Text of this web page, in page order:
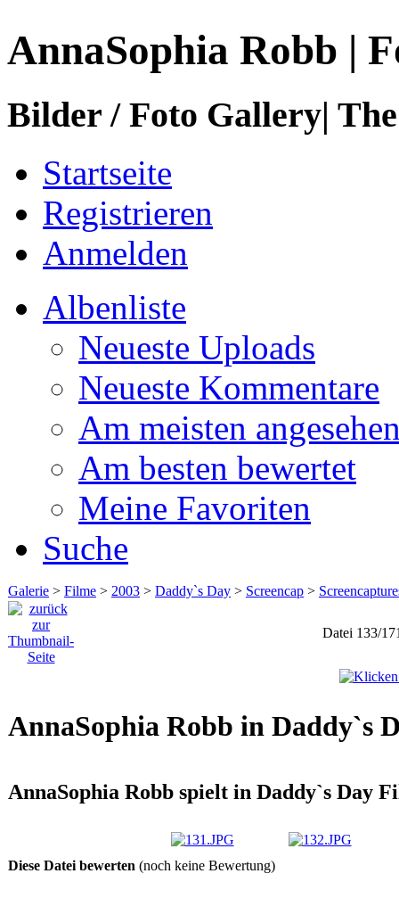
AnnaSophia Robb |
Bilder / Foto Gallery|
Startseite
Registrieren
Anmelden
Albenliste
Neueste Uploads
Neueste Kommentare
Am meisten
Am besten bewertet
Meine Favoriten
Suche
Galerie > Filme > 2003 > Daddy`s Day > Screencap >
Datei 133/
AnnaSophia Robb in Daddy`s
AnnaSophia Robb spielt in Daddy`s Day
Diese Datei bewerten (noch keine Bewertung)